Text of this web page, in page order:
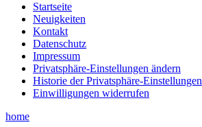
Startseite
Neuigkeiten
Kontakt
Datenschutz
Impressum
Privatsphäre-Einstellungen ändern
Historie der Privatsphäre-Einstellungen
Einwilligungen widerrufen
home